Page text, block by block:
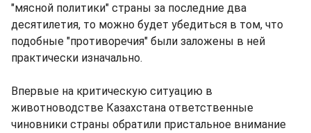
"мясной политики" страны за последние два
десятилетия, то можно будет убедиться в том, что
подобные "противоречия" были заложены в ней
практически изначально.
Впервые на критическую ситуацию в
животноводстве Казахстана ответственные
чиновники страны обратили пристальное внимание